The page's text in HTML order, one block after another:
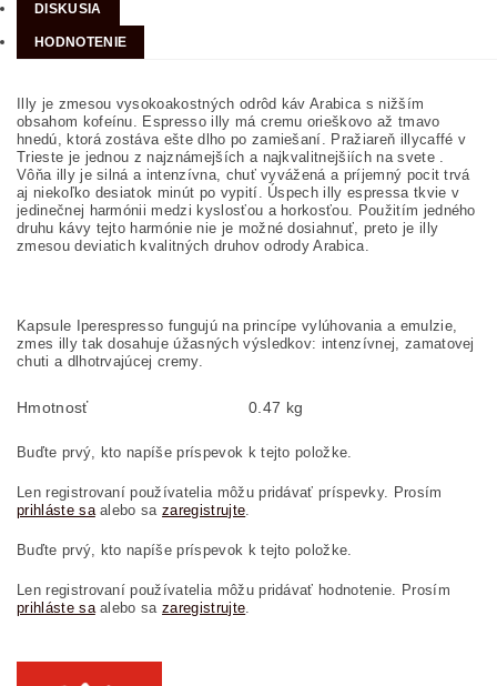
DISKUSIA
HODNOTENIE
Illy je zmesou vysokoakostných odrôd káv Arabica s nižším
obsahom kofeínu. Espresso illy má cremu orieškovo až tmavo
hnedú, ktorá zostáva ešte dlho po zamiešaní. Pražiareň illycaffé v
Trieste je jednou z najznámejších a najkvalitnejšiích na svete .
Vôňa illy je silná a intenzívna, chuť vyvážená a príjemný pocit trvá
aj niekoľko desiatok minút po vypití. Úspech illy espressa tkvie v
jedinečnej harmónii medzi kyslosťou a horkosťou. Použitím jedného
druhu kávy tejto harmónie nie je možné dosiahnuť, preto je illy
zmesou deviatich kvalitných druhov odrody Arabica.
Kapsule Iperespresso fungujú na princípe vylúhovania a emulzie,
zmes illy tak dosahuje úžasných výsledkov: intenzívnej, zamatovej
chuti a dlhotrvajúcej cremy.
Hmotnosť 0.47 kg
Buďte prvý, kto napíše príspevok k tejto položke.
Len registrovaní používatelia môžu pridávať príspevky. Prosím
prihláste saalebo sazaregistrujte.
Buďte prvý, kto napíše príspevok k tejto položke.
Len registrovaní používatelia môžu pridávať hodnotenie. Prosím
prihláste saalebo sazaregistrujte.